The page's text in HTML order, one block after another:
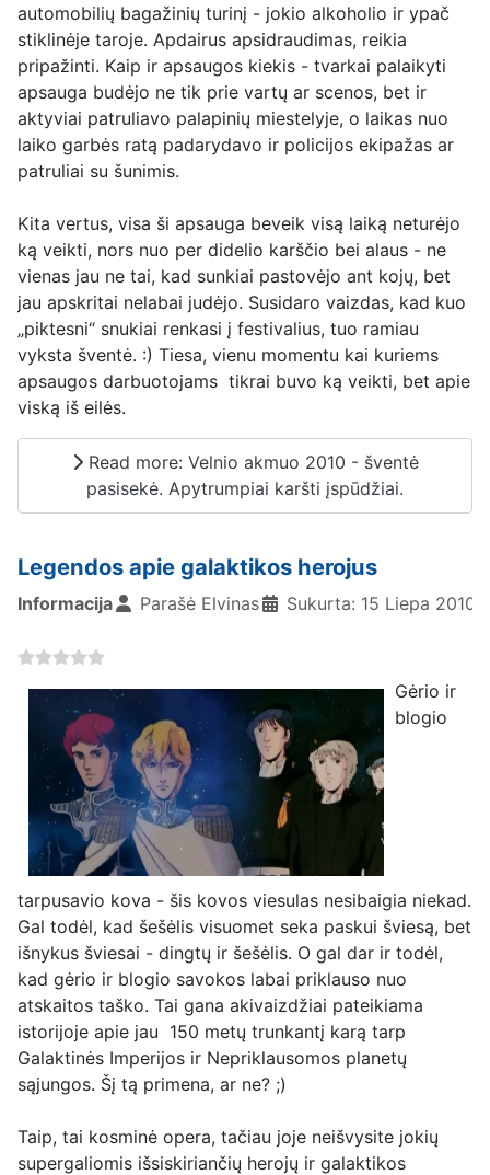
automobilių bagažinių turinį - jokio alkoholio ir ypač
stiklinėje taroje. Apdairus apsidraudimas, reikia
pripažinti. Kaip ir apsaugos kiekis - tvarkai palaikyti
apsauga budėjo ne tik prie vartų ar scenos, bet ir
aktyviai patruliavo palapinių miestelyje, o laikas nuo
laiko garbės ratą padarydavo ir policijos ekipažas ar
patruliai su šunimis.
Kita vertus, visa ši apsauga beveik visą laiką neturėjo
ką veikti, nors nuo per didelio karščio bei alaus - ne
vienas jau ne tai, kad sunkiai pastovėjo ant kojų, bet
jau apskritai nelabai judėjo. Susidaro vaizdas, kad kuo
„piktesni“ snukiai renkasi į festivalius, tuo ramiau
vyksta šventė. :) Tiesa, vienu momentu kai kuriems
apsaugos darbuotojams tikrai buvo ką veikti, bet apie
viską iš eilės.
Read more: Velnio akmuo 2010 - šventė
pasisekė. Apytrumpiai karšti įspūdžiai.
Legendos apie galaktikos herojus
Informacija Parašė Elvinas Sukurta: 15 Liepa 2010
Gėrio ir
blogio
tarpusavio kova - šis kovos viesulas nesibaigia niekad.
Gal todėl, kad šešėlis visuomet seka paskui šviesą, bet
išnykus šviesai - dingtų ir šešėlis. O gal dar ir todėl,
kad gėrio ir blogio savokos labai priklauso nuo
atskaitos taško. Tai gana akivaizdžiai pateikiama
istorijoje apie jau 150 metų trunkantį karą tarp
Galaktinės Imperijos ir Nepriklausomos planetų
sąjungos. Šį tą primena, ar ne? ;)
Taip, tai kosminė opera, tačiau joje neišvysite jokių
supergaliomis išsiskiriančių herojų ir galaktikos